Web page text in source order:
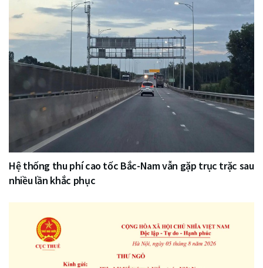
Hệ thống thu phí cao tốc Bắc-Nam vẫn gặp trục trặc sau
nhiều lần khắc phục